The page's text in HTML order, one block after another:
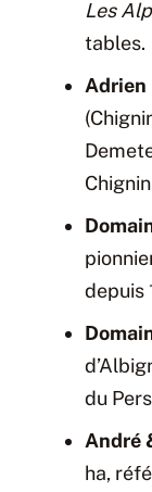
Les
tables.
Adrien
depuis
du
André
ha,